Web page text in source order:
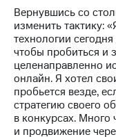
Описание
о
погашении
именных
облигаций
Другое
Вернувшись со
изменить тактику:
технологии
чтобы пробиться и
целенаправленно
онлайн. Я хотел
пробьется везде,
стратегию своего
в конкурсах. Много
и продвижение